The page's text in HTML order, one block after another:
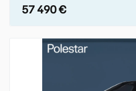
57 490 €